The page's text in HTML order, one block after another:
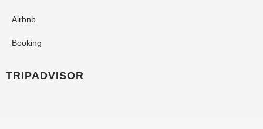
Airbnb
Booking
TRIPADVISOR